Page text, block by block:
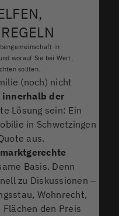
in
worauf Sie bei Wert,
sollten..
(noch) nicht
innerhalb der
Lösung sein: Ein
in Schwetzingen
aus.
marktgerechte
Basis. Denn
zu Diskussionen –
Wohnrecht,
den Preis